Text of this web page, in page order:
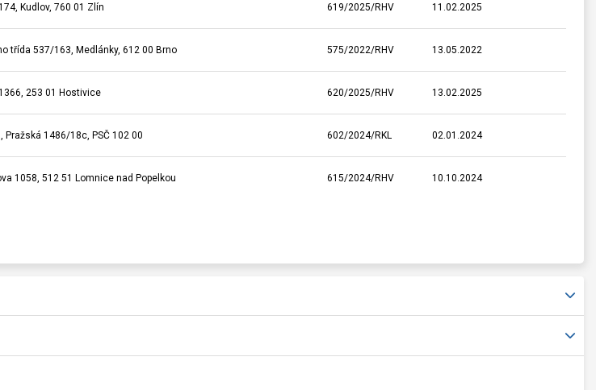
Kudlov, 760 01 Zlín 619/2025/RHV 11.02.2025
třída 537/163, Medlánky, 612 00 Brno 575/2022/RHV 13.05.2022
253 01 Hostivice 620/2025/RHV 13.02.2025
Pražská 1486/18c, PSČ 102 00 602/2024/RKL 02.01.2024
1058, 512 51 Lomnice nad Popelkou 615/2024/RHV 10.10.2024